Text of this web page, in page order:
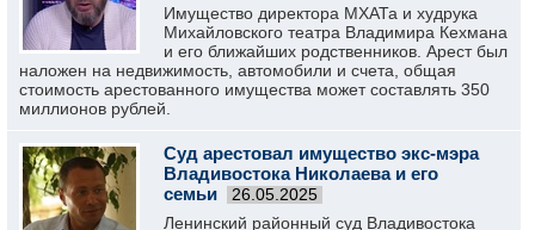
Имущество директора МХАТа и худрука
Михайловского театра Владимира Кехмана
и его ближайших родственников. Арест был
наложен на недвижимость, автомобили и счета, общая
стоимость арестованного имущества может составлять 350
миллионов рублей.
Суд арестовал имущество экс-мэра
Владивостока Николаева и его
семьи
26.05.2025
Ленинский районный суд Владивостока